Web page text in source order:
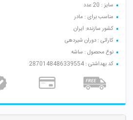
سایز : 20 عدد
مناسب برای : مادر
کشور سازنده: ایران
کارائی : دوران شیردهی
نوع محصول : ساشه
کد بهداشتی : 2870148486339554